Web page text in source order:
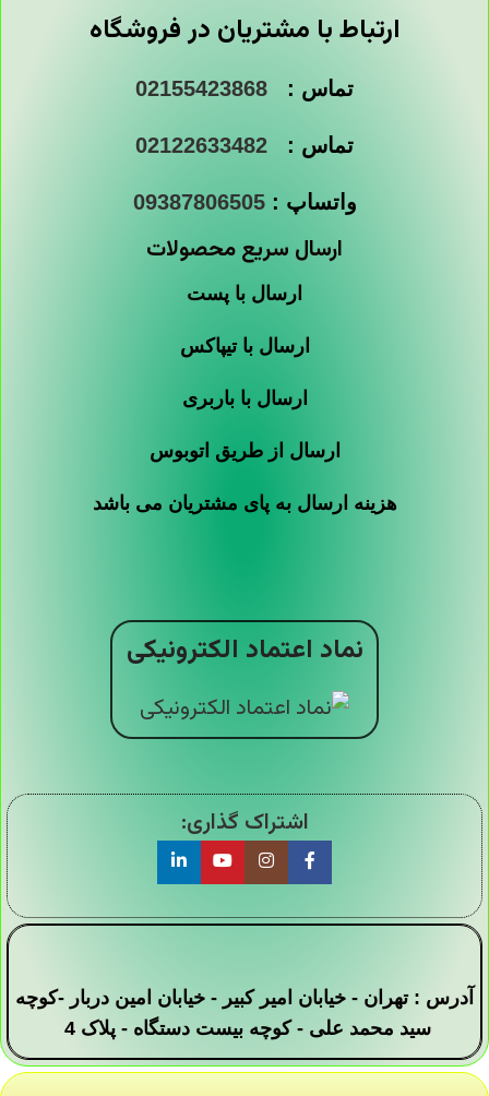
ارتباط با مشتریان در فروشگاه
تماس : 02155423868
تماس : 02122633482
واتساپ :09387806505
ارسال سریع محصولات
ارسال با پست
ارسال با تیپاکس
ارسال با باربری
ارسال از طریق اتوبوس
هزینه ارسال به پای مشتریان می باشد
نماد اعتماد الکترونیکی
اشتراک گذاری:
آدرس : تهران - خیابان امیر کبیر - خیابان امین دربار -کوچه
سید محمد علی - کوچه بیست دستگاه - پلاک 4